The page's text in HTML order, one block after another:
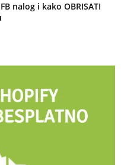
nalog i kako OBRISATI